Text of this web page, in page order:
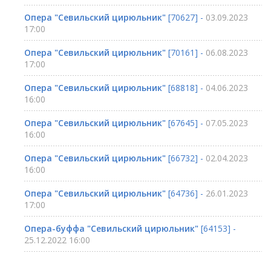
Опера "Севильский цирюльник" [70627] - 03.09.2023
17:00
Опера "Севильский цирюльник" [70161] - 06.08.2023
17:00
Опера "Севильский цирюльник" [68818] - 04.06.2023
16:00
Опера "Севильский цирюльник" [67645] - 07.05.2023
16:00
Опера "Севильский цирюльник" [66732] - 02.04.2023
16:00
Опера "Севильский цирюльник" [64736] - 26.01.2023
17:00
Опера-буффа "Севильский цирюльник" [64153] -
25.12.2022 16:00